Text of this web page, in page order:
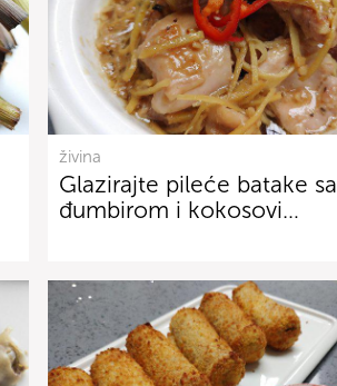
živina
Glazirajte pileće batake sa
đumbirom i kokosovi…